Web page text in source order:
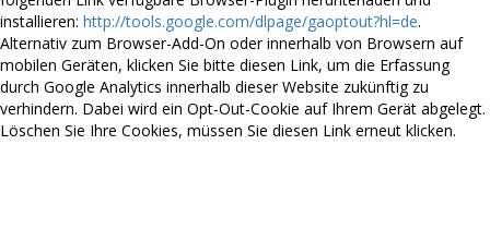
installieren: http://tools.google.com/dlpage/gaoptout?hl=de.
Alternativ zum Browser-Add-On oder innerhalb von Browsern auf
mobilen Geräten, klicken Sie bitte diesen Link, um die Erfassung
durch Google Analytics innerhalb dieser Website zukünftig zu
verhindern. Dabei wird ein Opt-Out-Cookie auf Ihrem Gerät abgelegt.
Löschen Sie Ihre Cookies, müssen Sie diesen Link erneut klicken.